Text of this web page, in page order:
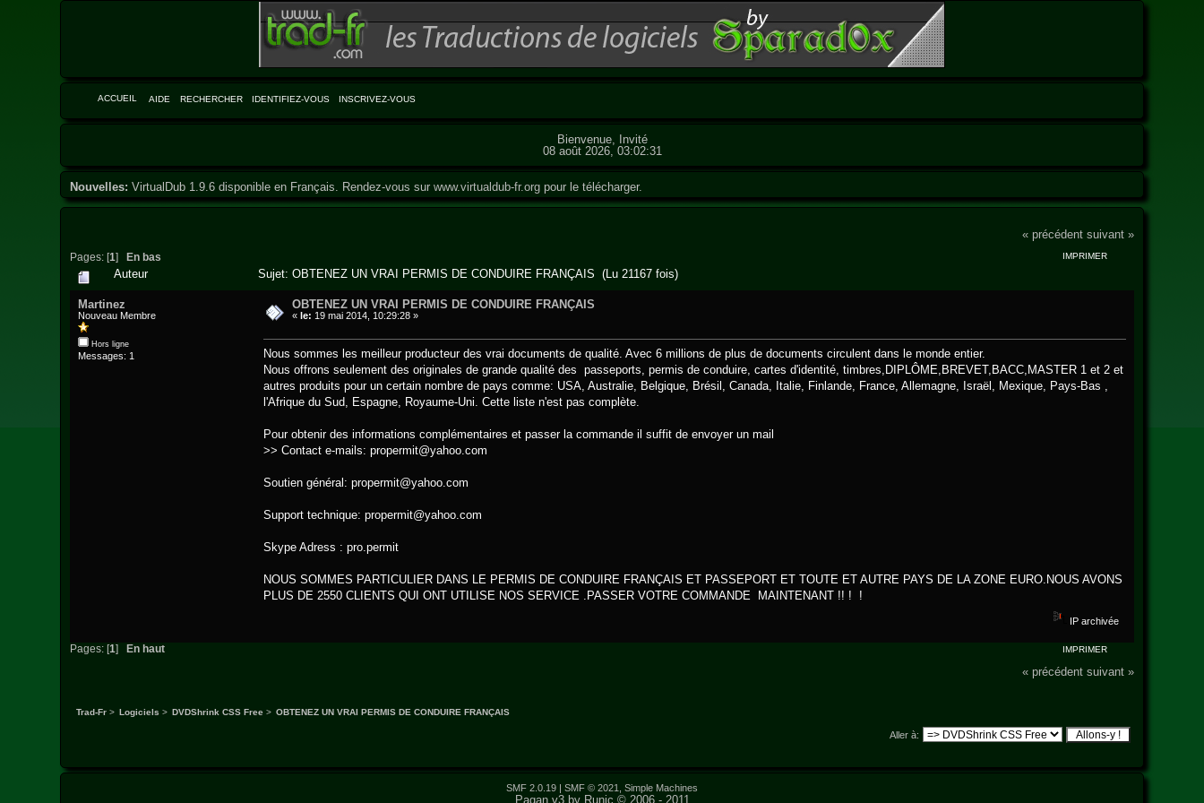
ACCUEIL AIDE RECHERCHER IDENTIFIEZ-VOUS INSCRIVEZ-VOUS
Bienvenue, Invité
08 août 2026, 03:02:31
Nouvelles: VirtualDub 1.9.6 disponible en Français. Rendez-vous surwww.virtualdub-fr.org pour le télécharger.
« précédent suivant »
Pages: [1]En bas IMPRIMER
Auteur Sujet: OBTENEZ UN VRAI PERMIS DE CONDUIRE FRANÇAIS (Lu 21167 fois)
Martinez
Nouveau Membre
Hors ligne
Messages: 1
OBTENEZ UN VRAI PERMIS DE CONDUIRE FRANÇAIS
«le: 19 mai 2014, 10:29:28 »
Nous sommes les meilleur producteur des vrai documents de qualité. Avec 6 millions de plus de documents circulent dans le monde entier.
Nous offrons seulement des originales de grande qualité des passeports, permis de conduire, cartes d'identité, timbres,DIPLÔME,BREVET,BACC,MASTER 1 et 2 et
autres produits pour un certain nombre de pays comme: USA, Australie, Belgique, Brésil, Canada, Italie, Finlande, France, Allemagne, Israël, Mexique, Pays-Bas ,
l'Afrique du Sud, Espagne, Royaume-Uni. Cette liste n'est pas complète.
Pour obtenir des informations complémentaires et passer la commande il suffit de envoyer un mail
>> Contact e-mails: propermit@yahoo.com
Soutien général: propermit@yahoo.com
Support technique: propermit@yahoo.com
Skype Adress : pro.permit
NOUS SOMMES PARTICULIER DANS LE PERMIS DE CONDUIRE FRANÇAIS ET PASSEPORT ET TOUTE ET AUTRE PAYS DE LA ZONE EURO.NOUS AVONS
PLUS DE 2550 CLIENTS QUI ONT UTILISE NOS SERVICE .PASSER VOTRE COMMANDE MAINTENANT !! ! !
IP archivée
IMPRIMER
Pages: [1] En haut
« précédent suivant »
Trad-Fr> Logiciels > DVDShrink CSS Free> OBTENEZ UN VRAI PERMIS DE CONDUIRE FRANÇAIS
Aller à:
SMF 2.0.19 SMF © 2021, Simple Machines
Pagan v3 by Runic © 2006 - 2011